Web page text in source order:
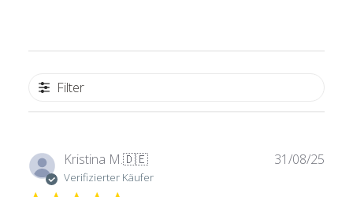
Filter
Kristina M.🇩🇪
Verifizierter Käufer
31/08/25